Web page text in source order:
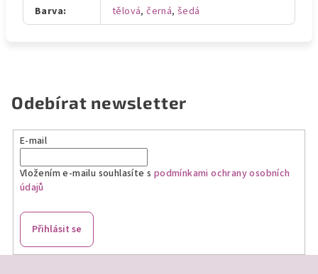
Barva: tělová,černá,šedá
Odebírat newsletter
E-mail
Vložením e-mailu souhlasíte s podmínkami ochrany osobních
údajů
Přihlásit se